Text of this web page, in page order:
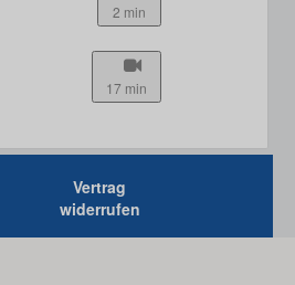
2 min
17 min
Vertrag
widerrufen